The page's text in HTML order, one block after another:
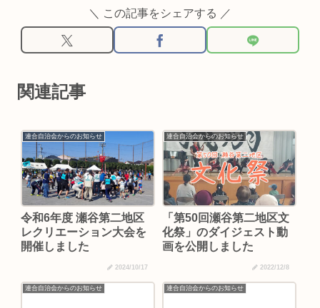
＼ この記事をシェアする ／
関連記事
連合自治会からのお知らせ
令和6年度 瀬谷第二地区
レクリエーション大会を
開催しました
2024/10/17
連合自治会からのお知らせ
「第50回瀬谷第二地区文
化祭」のダイジェスト動
画を公開しました
2022/12/8
連合自治会からのお知らせ 連合自治会からのお知らせ